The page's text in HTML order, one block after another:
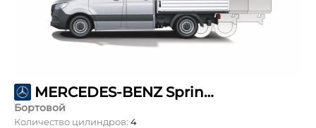
MERCEDES-BENZ Sprinter 211 CDI L3 DoubleCab 5т
Бортовой
Количество цилиндров: 4